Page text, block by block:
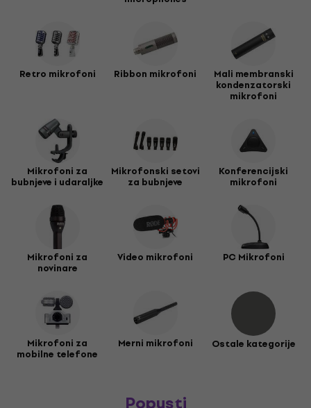
Retro mikrofoni Ribbon mikrofoni Mali membranski
kondenzatorski
mikrofoni
Mikrofoni za
bubnjeve i udaraljke
Mikrofonski setovi
za bubnjeve
Konferencijski
mikrofoni
Mikrofoni za
novinare
Video mikrofoni PC Mikrofoni
Mikrofoni za
mobilne telefone
Merni mikrofoni Ostale kategorije